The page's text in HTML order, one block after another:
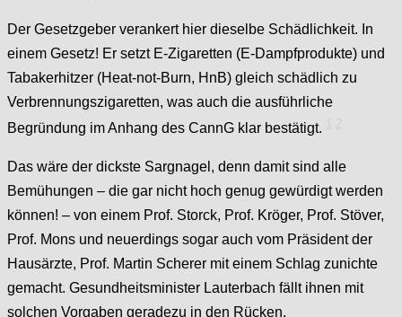
Der Gesetzgeber verankert hier dieselbe Schädlichkeit. In
einem Gesetz! Er setzt E-Zigaretten (E-Dampfprodukte) und
Tabakerhitzer (Heat-not-Burn, HnB) gleich schädlich zu
Verbrennungszigaretten, was auch die ausführliche
Begründung im Anhang des CannG klar bestätigt.
Das wäre der dickste Sargnagel, denn damit sind alle
Bemühungen – die gar nicht hoch genug gewürdigt werden
können! – von einem Prof. Storck, Prof. Kröger, Prof. Stöver,
Prof. Mons und neuerdings sogar auch vom Präsident der
Hausärzte, Prof. Martin Scherer mit einem Schlag zunichte
gemacht. Gesundheitsminister Lauterbach fällt ihnen mit
solchen Vorgaben geradezu in den Rücken.